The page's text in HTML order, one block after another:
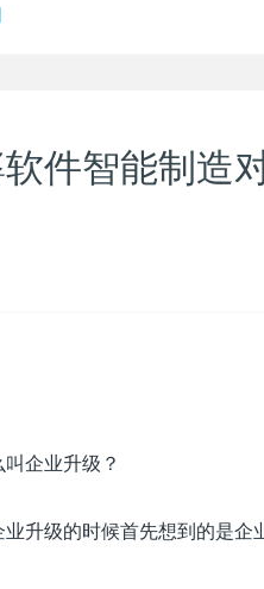
件智能制造
企业升级？
升级的时候首先想到的是